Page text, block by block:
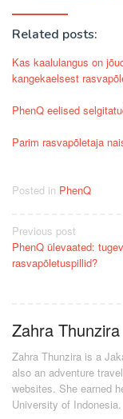
Related posts:
Kas kaalulangus on
kangekaelsest
PhenQ eelised
Parim rasvapõletaja
Posted in PhenQ
Post
navigation
Previous post
PhenQ ülevaated:
rasvapõletuspillid?
Zahra Thunzira
Zahra Thunzira is a
also an adventure
websites. She earned
University of Indonesia.